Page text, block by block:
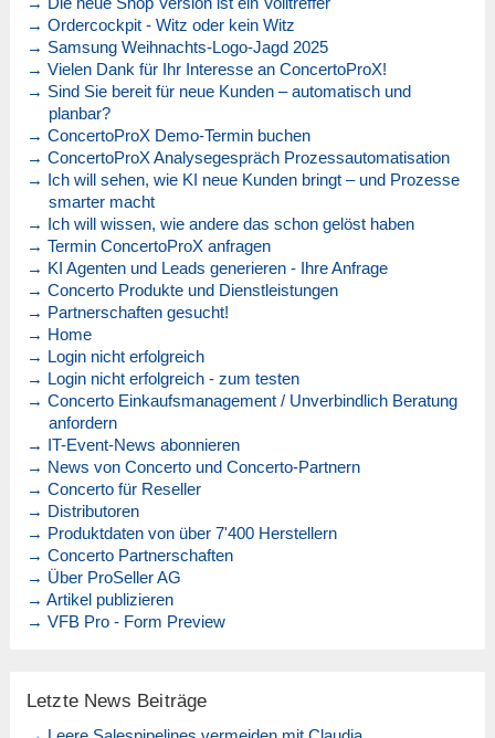
→ Ordercockpit - Witz oder kein Witz
→ Samsung Weihnachts-Logo-Jagd 2025
→ Vielen Dank für Ihr Interesse an ConcertoProX!
→ Sind Sie bereit für neue Kunden – automatisch und
planbar?
→ ConcertoProX Demo-Termin buchen
→ ConcertoProX Analysegespräch Prozessautomatisation
→ Ich will sehen, wie KI neue Kunden bringt – und Prozesse
smarter macht
→ Ich will wissen, wie andere das schon gelöst haben
→ Termin ConcertoProX anfragen
→ KI Agenten und Leads generieren - Ihre Anfrage
→ Concerto Produkte und Dienstleistungen
→ Partnerschaften gesucht!
→ Home
→ Login nicht erfolgreich
→ Login nicht erfolgreich - zum testen
→ Concerto Einkaufsmanagement / Unverbindlich Beratung
anfordern
→ IT-Event-News abonnieren
→ News von Concerto und Concerto-Partnern
→ Concerto für Reseller
→ Distributoren
→ Produktdaten von über 7'400 Herstellern
→ Concerto Partnerschaften
→ Über ProSeller AG
→ Artikel publizieren
→ VFB Pro - Form Preview
Letzte News Beiträge